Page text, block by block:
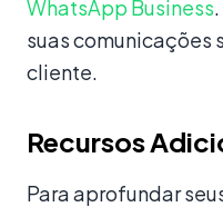
WhatsApp Business
suas comunicações
cliente.
Recursos
Para aprofundar